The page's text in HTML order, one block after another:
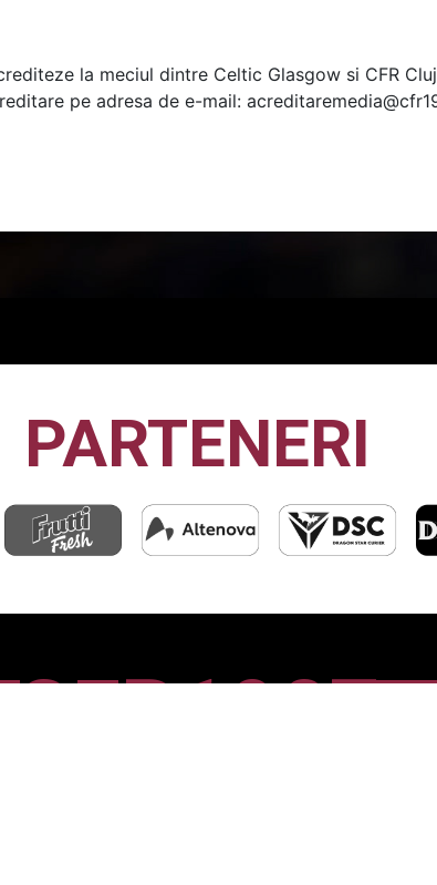
la meciul dintre Celtic Glasgow si CFR
pe adresa de e-mail:
PARTENERI
CFR1907